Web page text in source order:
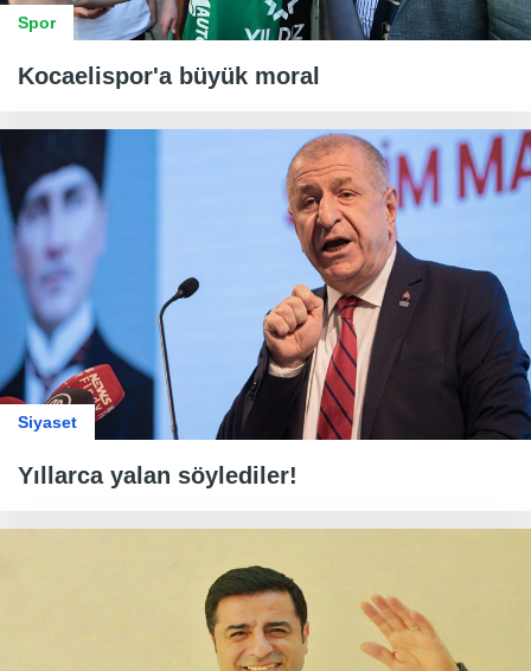
Spor
Kocaelispor'a büyük moral
Siyaset
Yıllarca yalan söylediler!